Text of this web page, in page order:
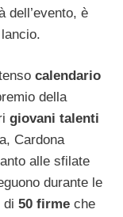
dell’evento, è
calendario
della
giovani talenti
Cardona
alle sfilate
durante le
di 50 firme che